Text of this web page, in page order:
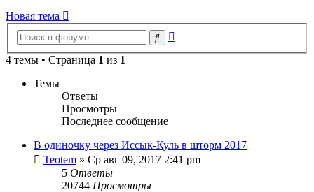
Новая тема
Поиск
4 темы • Страница 1 из 1
Темы
Ответы
Просмотры
Последнее сообщение
В одиночку через Иссык-Куль в шторм 2017
Teotem » Ср авг 09, 2017 2:41 pm
5 Ответы
20744 Просмотры